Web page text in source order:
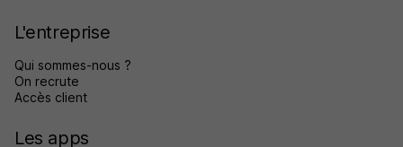
L'entreprise
Qui sommes-nous ?
On recrute
Accès client
Les apps